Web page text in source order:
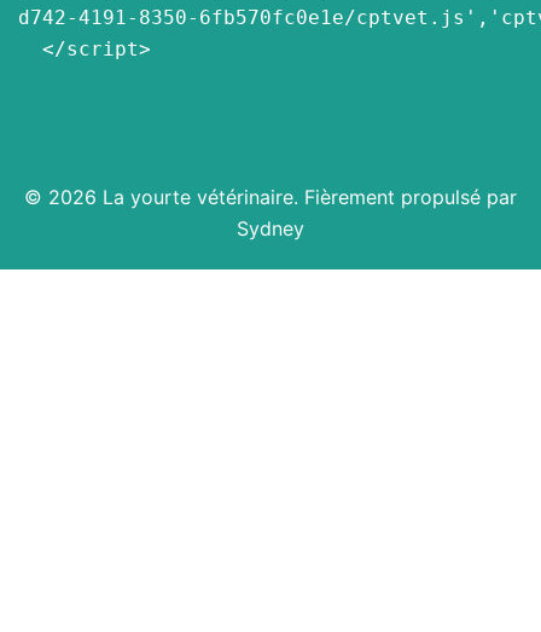
d742-4191-8350-6fb570fc0e1e/
  </script>
© 2026 La yourte vétérinaire. Fièrement propulsé par
Sydney